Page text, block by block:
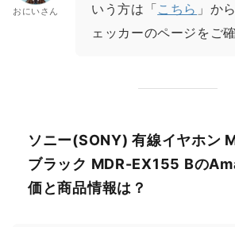
おにいさん
いう方は「こちら 」か
ェッカーのページをご
ソニー(SONY) 有線イヤホン
ブラック MDR-EX155 Bの
価と商品情報は？